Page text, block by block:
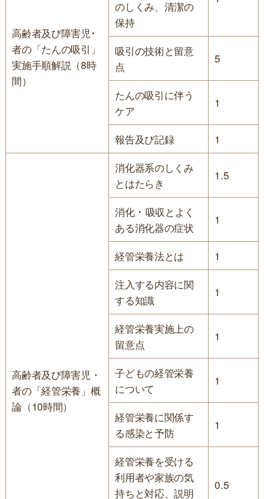
高齢者及び障害児･
者の「たんの吸引」
実施手順解説（8時
間）
のしくみ、清潔の
保持
吸引の技術と留意
点
5
たんの吸引に伴う
ケア
1
報告及び記録 1
高齢者及び障害児・
者の「経管栄養」概
論（10時間）
消化器系のしくみ
とはたらき
1.5
消化 ･ 吸収とよく
ある消化器の症状
1
経管栄養法とは
1
注入する内容に関
する知識
1
経管栄養実施上の
留意点
1
子どもの経管栄養
について
1
経管栄養に関係す
る感染と予防
1
経管栄養を受ける
利用者や家族の気
持ちと対応、説明
0.5